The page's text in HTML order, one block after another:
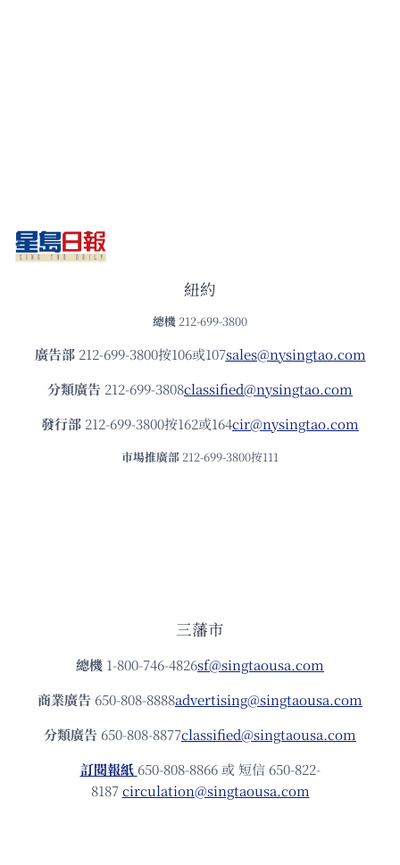
紐約
總機 212-699-3800
廣告部212-699-3800按106或107sales@nysingtao.com
分類廣告 212-699-3808classified@nysingtao.com
發⾏部 212-699-3800按162或164cir@nysingtao.com
市場推廣部 212-699-3800按111
三藩市
總機 1-800-746-4826sf@singtaousa.com
商業廣告 650-808-8888advertising@singtaousa.com
分類廣告 650-808-8877classified@singtaousa.com
訂閱報紙 650-808-8866 或 短信 650-822-
8187circulation@singtaousa.com